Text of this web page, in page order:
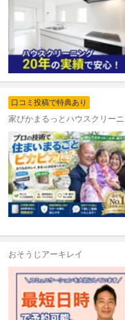
口コミ投稿で特典あり
家ぴかまるっとハウスクリー
おそうじアーキレイ